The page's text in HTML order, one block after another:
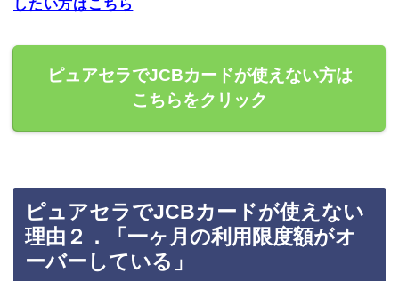
したい方はこちら
ピュアセラでJCBカードが使えない方は
こちらをクリック
ピュアセラでJCBカードが使えない
理由２．「一ヶ月の利用限度額がオ
ーバーしている」